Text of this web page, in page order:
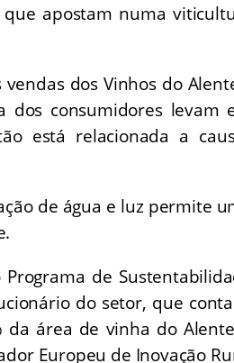
apostam numa
dos Vinhos do
consumidores levam
está relacionada a
de água e luz permite
de
do setor, que
da área de vinha do
Europeu de Inovação